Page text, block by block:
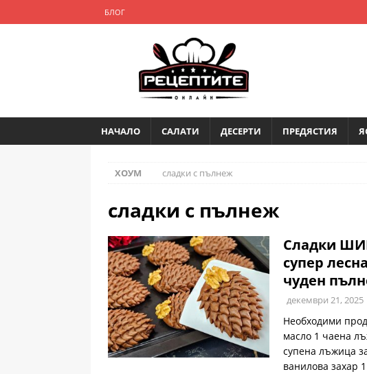
БЛОГ
НАЧАЛО САЛАТИ ДЕСЕРТИ ПРЕДЯСТИЯ
ХОУМ сладки с пълнеж
сладки с пълнеж
Сладки
супер
чуден
декември 21, 2025
Необходими
масло 1 чаена
супена лъжица
ванилова захар